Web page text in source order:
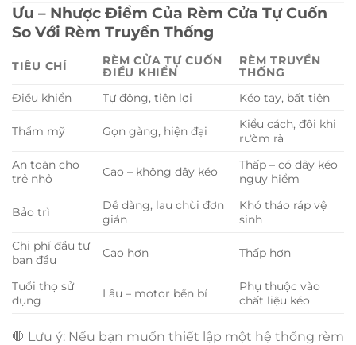
Ưu – Nhược Điểm Của Rèm Cửa Tự Cuốn
So Với Rèm Truyền Thống
TIÊU CHÍ
RÈM CỬA TỰ CUỐN
ĐIỀU KHIỂN
RÈM TRUYỀN
THỐNG
Điều khiển
Tự động, tiện lợi Kéo tay, bất tiện
Thẩm mỹ Gọn gàng, hiện đại
Kiểu cách, đôi khi
rườm rà
An toàn cho
trẻ nhỏ
Cao – không dây kéo
Thấp – có dây kéo
nguy hiểm
Bảo trì
Dễ dàng, lau chùi đơn
giản
Khó tháo ráp vệ
sinh
Chi phí đầu tư
ban đầu
Cao hơn Thấp hơn
Tuổi thọ sử
dụng
Lâu – motor bền bỉ
Phụ thuộc vào
chất liệu kéo
🛑 Lưu ý: Nếu bạn muốn thiết lập một hệ thống rèm